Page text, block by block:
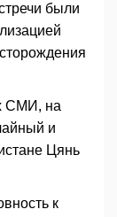
были
СМИ, на
и
Цянь
к